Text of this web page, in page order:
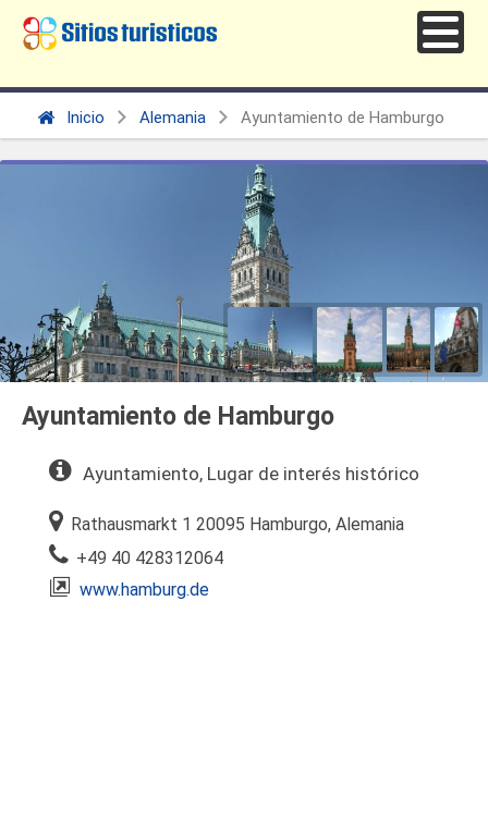
Inicio Alemania Ayuntamiento de Hamburgo
Ayuntamiento de Hamburgo
Ayuntamiento, Lugar de interés histórico
Rathausmarkt 1 20095 Hamburgo, Alemania
+49 40 428312064
www.hamburg.de